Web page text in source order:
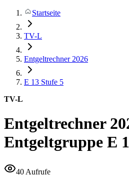
Startseite
TV-L
Entgeltrechner 2026
E 13 Stufe 5
TV-L
Entgeltrechner
Entgeltgruppe E
40 Aufrufe